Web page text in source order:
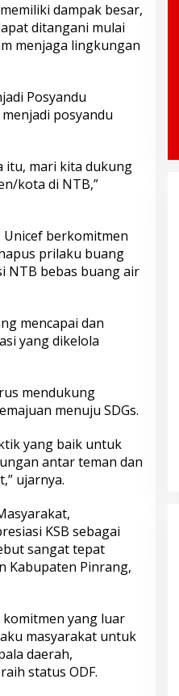
dampak besar,
ditangani mulai
menjaga lingkungan
Posyandu
posyandu
itu, mari kita dukung
kota di NTB,”
Unicef berkomitmen
prilaku buang
NTB bebas buang air
mencapai dan
yang dikelola
mendukung
menuju SDGs.
yang baik untuk
antar teman dan
ujarnya.
KSB sebagai
sangat tepat
Kabupaten Pinrang,
komitmen yang luar
masyarakat untuk
daerah,
status ODF.